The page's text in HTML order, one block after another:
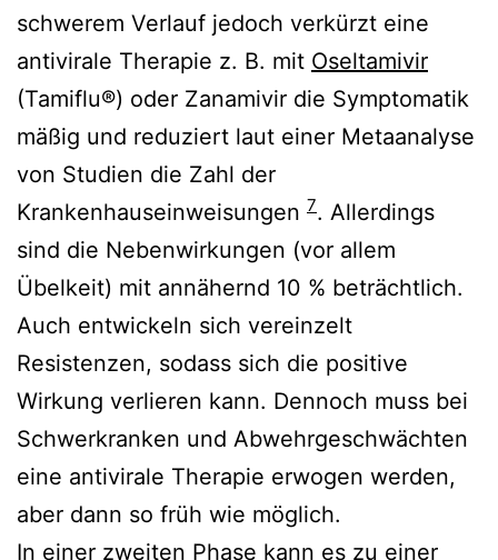
schwerem Verlauf jedoch verkürzt eine
antivirale Therapie z. B. mit Oseltamivir
(Tamiflu®) oder Zanamivir die Symptomatik
mäßig und reduziert laut einer Metaanalyse
von Studien die Zahl der
Krankenhauseinweisungen 7. Allerdings
sind die Nebenwirkungen (vor allem
Übelkeit) mit annähernd 10 % beträchtlich.
Auch entwickeln sich vereinzelt
Resistenzen, sodass sich die positive
Wirkung verlieren kann. Dennoch muss bei
Schwerkranken und Abwehrgeschwächten
eine antivirale Therapie erwogen werden,
aber dann so früh wie möglich.
In einer zweiten Phase kann es zu einer